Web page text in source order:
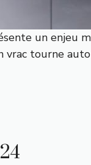
un enjeu
vrac tourne